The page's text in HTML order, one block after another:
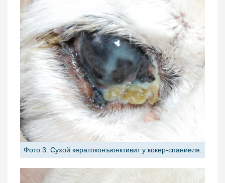
Фото 3. Сухой кератоконъюнктивит у кокер-спаниеля.